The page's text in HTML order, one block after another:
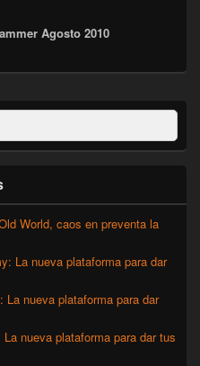
Agosto 2010
World, caos en preventa la
La nueva plataforma para dar
La nueva plataforma para dar
nueva plataforma para dar tus